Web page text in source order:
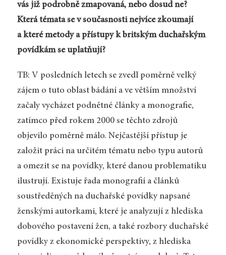
vás již podrobně zmapovaná, nebo dosud ne?
Která témata se v současnosti nejvíce zkoumají
a které metody a přístupy k britským duchařským
povídkám se uplatňují?
TB: V posledních letech se zvedl poměrně velký
zájem o tuto oblast bádání a ve větším množství
začaly vycházet podnětné články a monografie,
zatímco před rokem 2000 se těchto zdrojů
objevilo poměrně málo. Nejčastější přístup je
založit práci na určitém tématu nebo typu autorů
a omezit se na povídky, které danou problematiku
ilustrují. Existuje řada monografií a článků
soustředěných na duchařské povídky napsané
ženskými autorkami, které je analyzují z hlediska
dobového postavení žen, a také rozbory duchařské
povídky z ekonomické perspektivy, z hlediska